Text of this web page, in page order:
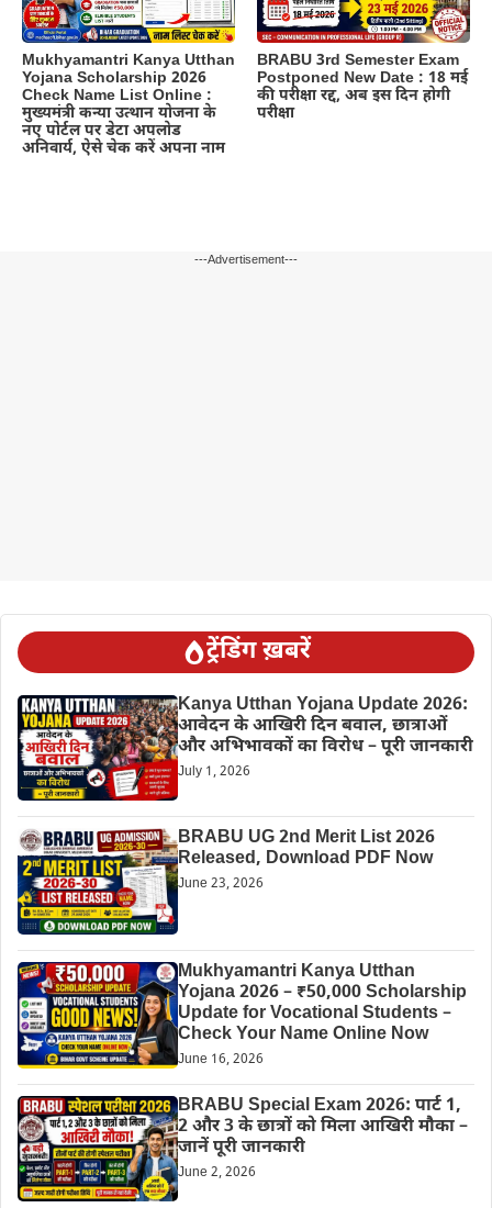
Mukhyamantri Kanya Utthan
Yojana Scholarship 2026
Check Name List Online :
मुख्यमंत्री कन्या उत्थान योजना के
नए पोर्टल पर डेटा अपलोड
अनिवार्य, ऐसे चेक करें अपना नाम
BRABU 3rd Semester Exam
Postponed New Date : 18 मई
की परीक्षा रद्द, अब इस दिन होगी
परीक्षा
---Advertisement---
ट्रेंडिंग ख़बरें
Kanya Utthan Yojana Update 2026:
आवेदन के आखिरी दिन बवाल, छात्राओं
और अभिभावकों का विरोध – पूरी जानकारी
July 1, 2026
BRABU UG 2nd Merit List 2026
Released, Download PDF Now
June 23, 2026
Mukhyamantri Kanya Utthan
Yojana 2026 – ₹50,000 Scholarship
Update for Vocational Students –
Check Your Name Online Now
June 16, 2026
BRABU Special Exam 2026: पार्ट 1,
2 और 3 के छात्रों को मिला आखिरी मौका –
जानें पूरी जानकारी
June 2, 2026